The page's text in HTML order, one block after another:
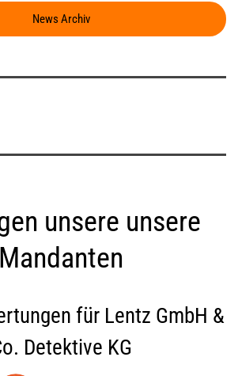
News Archiv
unsere unsere
Mandanten
für Lentz GmbH &
Detektive KG